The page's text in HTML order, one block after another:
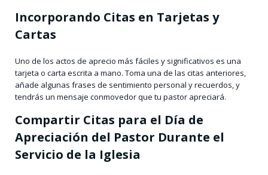
Incorporando Citas en Tarjetas y
Cartas
Uno de los actos de aprecio más fáciles y significativos es una
tarjeta o carta escrita a mano. Toma una de las citas anteriores,
añade algunas frases de sentimiento personal y recuerdos, y
tendrás un mensaje conmovedor que tu pastor apreciará.
Compartir Citas para el Día de
Apreciación del Pastor Durante el
Servicio de la Iglesia